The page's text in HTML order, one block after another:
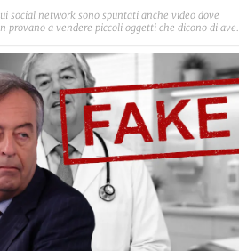
social network sono spuntati anche video dove
provano a vendere piccoli oggetti che dicono di aver